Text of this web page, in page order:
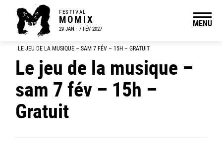
FESTIVAL
MOMIX
29 JAN - 7 FÉV 2027
MENU
LE JEU DE LA MUSIQUE – SAM 7 FÉV – 15H – GRATUIT
Le jeu de la musique –
sam 7 fév – 15h –
Gratuit